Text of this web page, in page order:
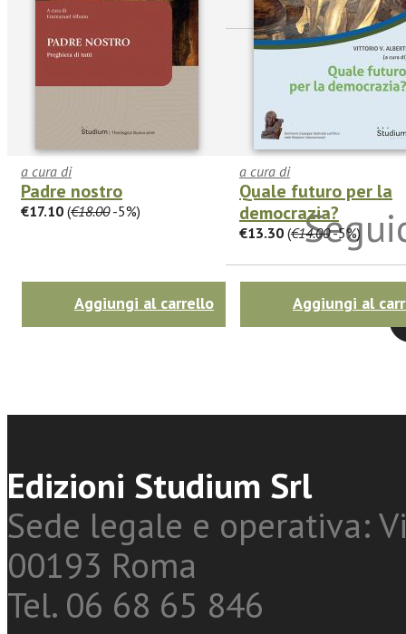
a cura di
Padre nostro
€17.10 (€18.00-5%)
Aggiungi al carrello
a cura di
Quale futuro per la
democrazia?
€13.30 (€14.00-5%)
Aggiungi al
Edizioni Studium Srl
Sede legale e operativa:
00193 Roma
Tel. 06 68 65 846